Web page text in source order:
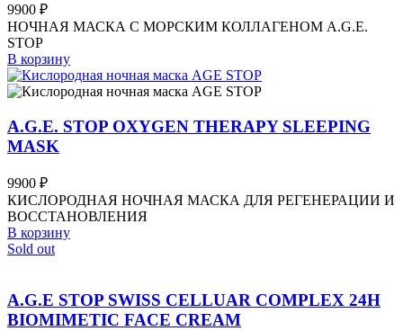
9900 ₽
НОЧНАЯ МАСКА С МОРСКИМ КОЛЛАГЕНОМ A.G.E.
STOP
В корзину
A.G.E. STOP OXYGEN THERAPY SLEEPING
MASK
9900 ₽
КИСЛОРОДНАЯ НОЧНАЯ МАСКА ДЛЯ РЕГЕНЕРАЦИИ И
ВОССТАНОВЛЕНИЯ
В корзину
Sold out
A.G.E STOP SWISS CELLUAR COMPLEX 24H
BIOMIMETIC FACE CREAM